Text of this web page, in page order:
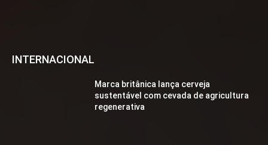
INTERNACIONAL
Marca britânica lança cerveja
sustentável com cevada de agricultura
regenerativa